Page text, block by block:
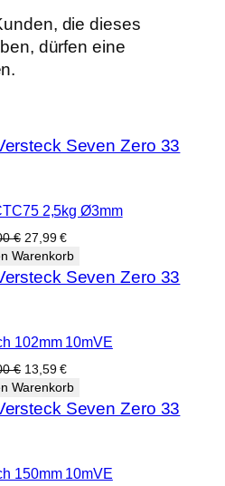
die dieses
dürfen eine
2,5kg Ø3mm
€ Ursprünglicher
Preis
war:
35,00 €
27,99€Aktueller
Preis
ist:
27,99 €.
Warenkorb
102mm 10mVE
€ Ursprünglicher
Preis
war:
17,00 €
13,59€Aktueller
Preis
ist:
13,59 €.
Warenkorb
150mm 10mVE